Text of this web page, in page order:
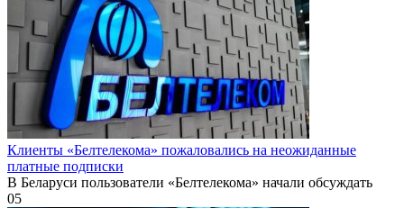
Клиенты «Белтелекома» пожаловались на неожиданные
платные подписки
В Беларуси пользователи «Белтелекома» начали обсуждать
05